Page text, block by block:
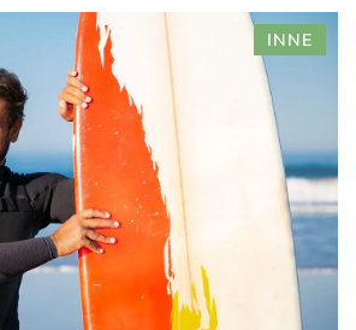
INNE